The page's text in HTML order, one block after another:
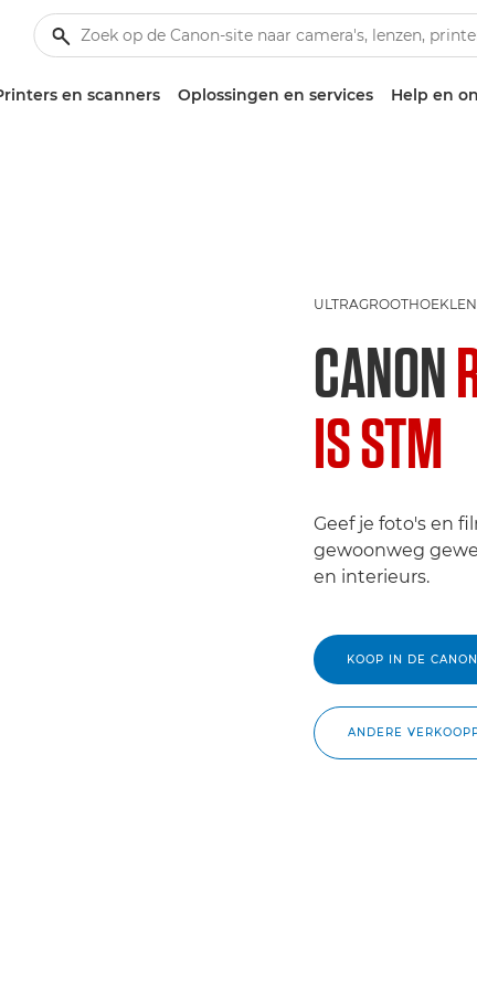
en scanners Oplossingen en services Help en
CANON
IS STM
Geef je foto's en
gewoonweg
en interieurs.
KOOP IN DE
ANDERE